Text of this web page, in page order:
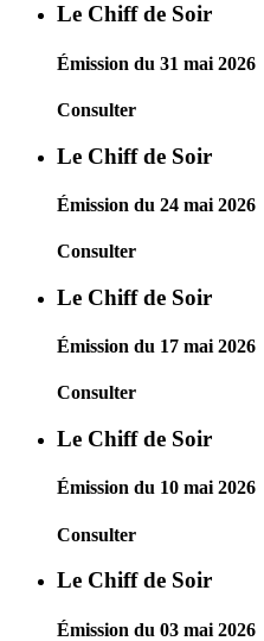
Le Chiff de Soir
Émission du 31 mai 2026
Consulter
Le Chiff de Soir
Émission du 24 mai 2026
Consulter
Le Chiff de Soir
Émission du 17 mai 2026
Consulter
Le Chiff de Soir
Émission du 10 mai 2026
Consulter
Le Chiff de Soir
Émission du 03 mai 2026